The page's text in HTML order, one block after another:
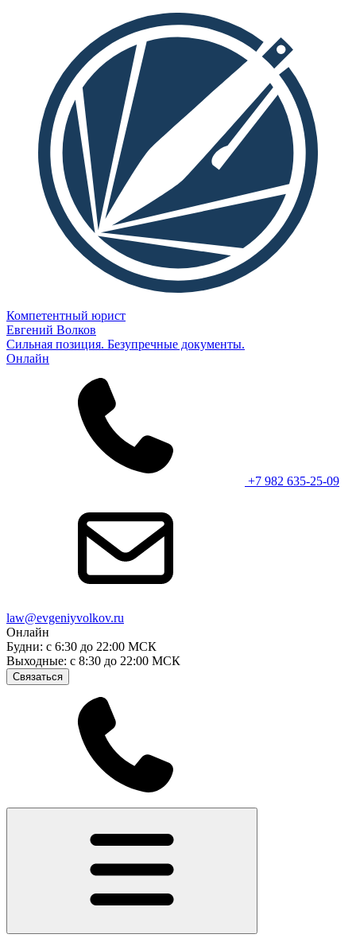
Компетентный юрист
Евгений Волков
Сильная позиция. Безупречные документы.
Онлайн
+7 982 635-25-09
law@evgeniyvolkov.ru
Онлайн
Будни: с 6:30 до 22:00 МСК
Выходные: с 8:30 до 22:00 МСК
Связаться